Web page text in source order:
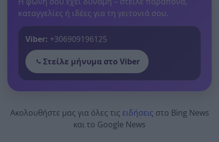
καταγγελίες ή ιδέες για τη γειτονιά σου.
Viber: +306909196125
Στείλε μήνυμα στο Viber
Ακολουθήστε μας για όλες τις ειδήσεις στο Bing News
και το Google News